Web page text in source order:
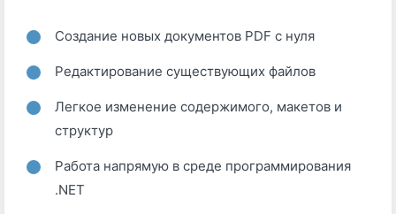
Создание новых документов PDF с нуля
Редактирование существующих файлов
Легкое изменение содержимого, макетов и
структур
Работа напрямую в среде программирования
.NET